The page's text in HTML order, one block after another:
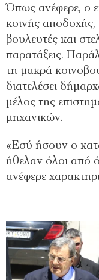
Όπως ανέφερε, ο
κοινής αποδοχής,
βουλευτές και
παρατάξεις.
τη μακρά
διατελέσει
μέλος της
μηχανικών.
«Εσύ ήσουν ο
ήθελαν όλοι από
ανέφερε